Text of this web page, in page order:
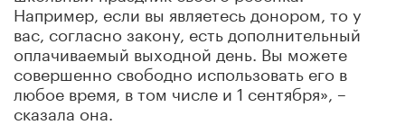
Например, если вы являетесь донором, то у
вас, согласно закону, есть дополнительный
оплачиваемый выходной день. Вы можете
совершенно свободно использовать его в
любое время, в том числе и 1 сентября», –
сказала она.